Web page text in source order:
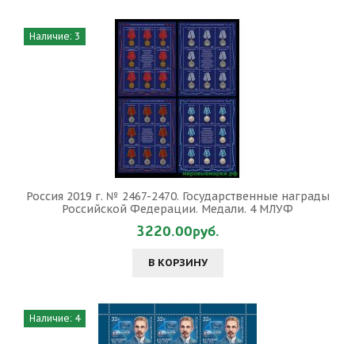
Наличие: 3
Россия 2019 г. № 2467-2470. Государственные награды
Российской Федерации. Медали. 4 МЛУФ
3220.00руб.
В КОРЗИНУ
Наличие: 4